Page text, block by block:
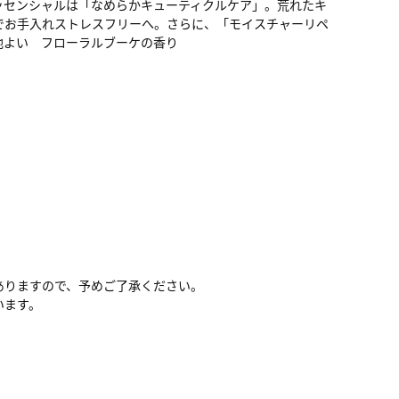
ンシャルは「なめらかキューティクルケア」。荒れたキ
手入れストレスフリーへ。さらに、「モイスチャーリペ
よい フローラルブーケの香り
ますので、予めご了承ください。
す。